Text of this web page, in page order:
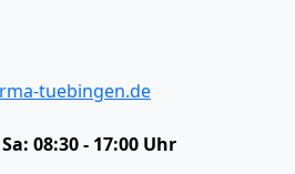
tuebingen.de
08:30 - 17:00 Uhr